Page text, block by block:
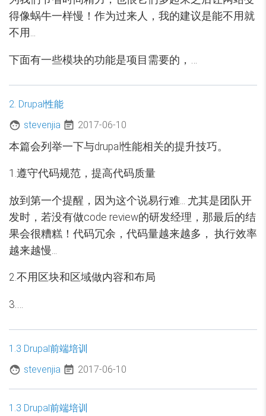
得像蜗牛一样慢！作为过来人，我的建议是能不用就
不用...
下面有一些模块的功能是项目需要的，…
2. Drupal性能
stevenjia
2017-06-10
本篇会列举一下与drupal性能相关的提升技巧。
1.遵守代码规范，提高代码质量
放到第一个提醒，因为这个说易行难... 尤其是团队开
发时，若没有做code review的研发经理，那最后的结
果会很糟糕！代码冗余，代码量越来越多， 执行效率
越来越慢...
2.不用区块和区域做内容和布局
3.…
1.3 Drupal前端培训
stevenjia
2017-06-10
1.3 Drupal前端培训